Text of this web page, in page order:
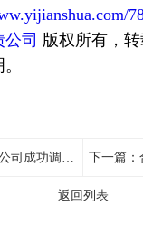
司 版权所有，
中央空调安装引发的合同纠纷 下一篇： 合
返回列表